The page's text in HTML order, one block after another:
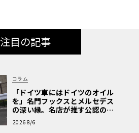
注目の記事
コラム
「ドイツ車にはドイツのオイル
を」名門フックスとメルセデス
の深い縁。名店が推す公認の安
心と、Cクラスで味わうシルキー
な走り〈PR〉
2026 8/6